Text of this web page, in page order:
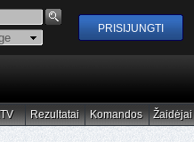
Rezultatai
Rezultatai Komandos
Komandos Žaidėjai
Žaidėjai